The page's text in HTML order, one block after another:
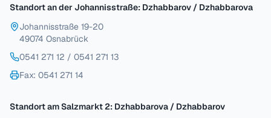
Standort an der Johannisstraße: Dzhabbarov / Dzhabbarova
Johannisstraße 19-20
49074 Osnabrück
0541 271 12 / 0541 271 13
Fax: 0541 271 14
Standort am Salzmarkt 2: Dzhabbarova / Dzhabbarov